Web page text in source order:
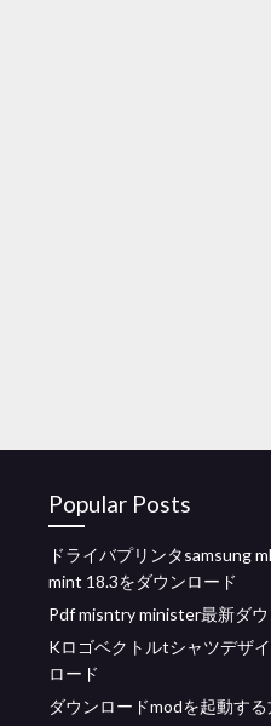
Popular Posts
ドライバプリンタsamsung
mint 18.3をダウンロード
Pdf misntry minister最新ダウ
Kロゴベクトルtシャツデザ
ロード
ダウンロードmodを起動す